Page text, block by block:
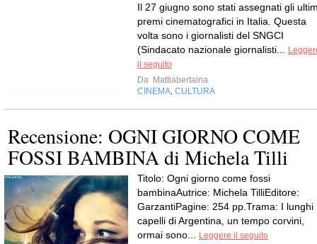
Il 27 giugno sono stati assegnati gli
premi cinematografici in Italia. Questa
volta sono i giornalisti del SNGCI
(Sindacato nazionale giornalisti...
il seguito
Da Mattiabertaina
CINEMA CULTURA
Recensione: OGNI GIORNO COME
FOSSI BAMBINA di Michela Tilli
Titolo: Ogni giorno come fossi
bambinaAutrice: Michela TilliEditore:
GarzantiPagine: 254 pp.Trama: I lunghi
capelli di Argentina, un tempo corvini,
ormai sono...
Leggere il seguito